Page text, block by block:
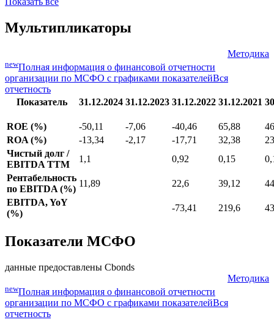
Мультипликаторы
Методика
newПолная информация о финансовой отчетности
организации по МСФО с графиками показателейВся
отчетность
Показатель
31.12.2024 31.12.2023 31.12.2022 31.12.2021
ROE (%) -50,11 -7,06 -40,46 65,88
ROA (%)
-13,34 -2,17 -17,71 32,38
Чистый долг /
EBITDA TTM
1,1 0,92 0,15
Рентабельность
по EBITDA (%)
11,89 22,6 39,12
EBITDA, YoY
(%)
-73,41 219,6
Показатели МСФО
данные предоставлены Cbonds
Методика
newПолная информация о финансовой отчетности
организации по МСФО с графиками показателейВся
отчетность